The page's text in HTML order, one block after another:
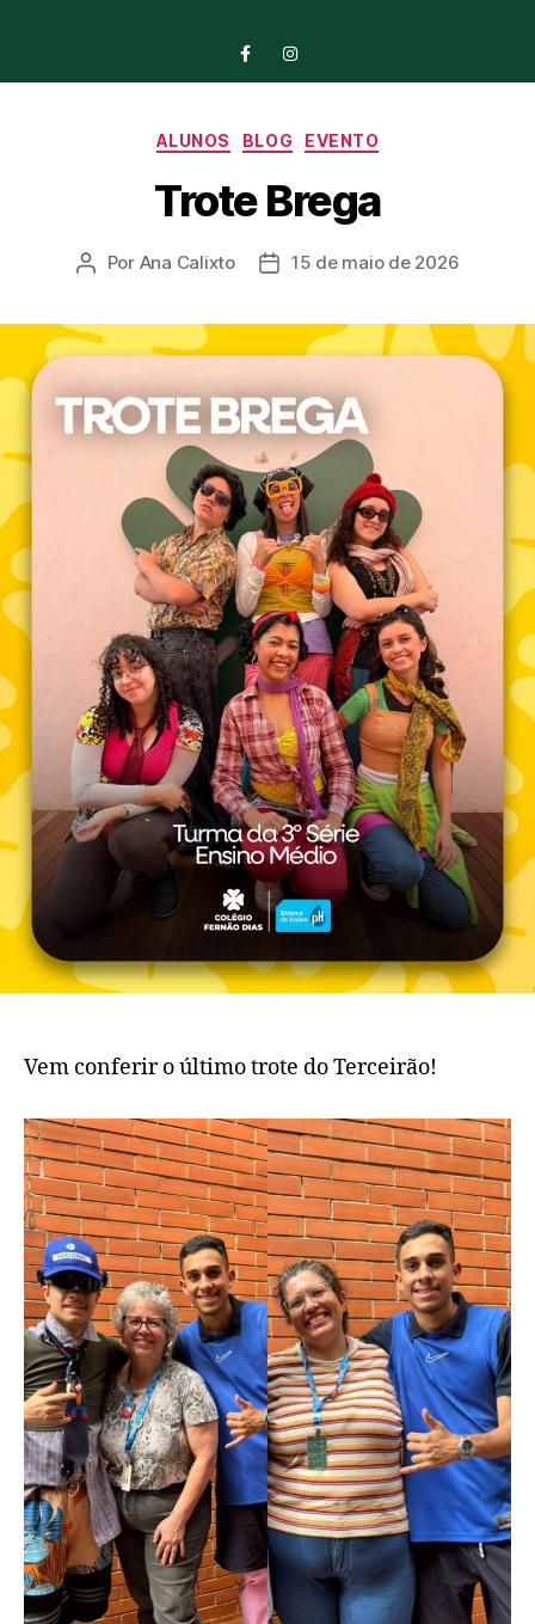
ALUNOS BLOG EVENTO
Trote Brega
Por Ana Calixto 15 de maio de 2026
Vem conferir o último trote do Terceirão!